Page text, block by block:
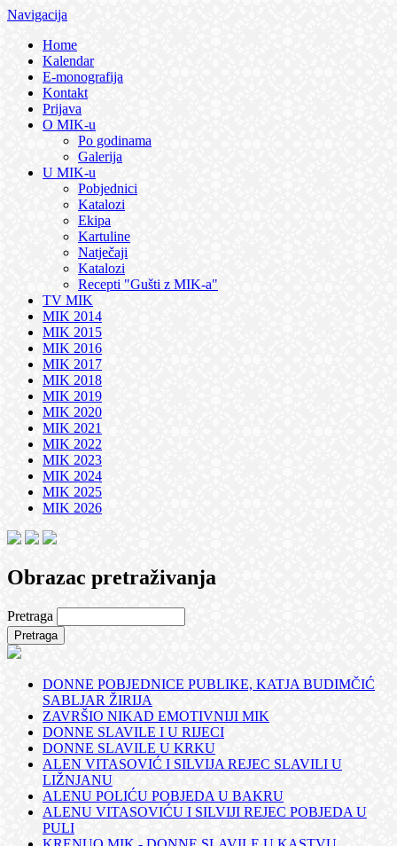
Navigacija
Home
Kalendar
E-monografija
Kontakt
Prijava
O MIK-u
Po godinama
Galerija
U MIK-u
Pobjednici
Katalozi
Ekipa
Kartuline
Natječaji
Katalozi
Recepti "Gušti z MIK-a"
TV MIK
MIK 2014
MIK 2015
MIK 2016
MIK 2017
MIK 2018
MIK 2019
MIK 2020
MIK 2021
MIK 2022
MIK 2023
MIK 2024
MIK 2025
MIK 2026
Obrazac pretraživanja
Pretraga
DONNE POBJEDNICE PUBLIKE, KATJA BUDIMČIĆ
SABLJAR ŽIRIJA
ZAVRŠIO NIKAD EMOTIVNIJI MIK
DONNE SLAVILE I U RIJECI
DONNE SLAVILE U KRKU
ALEN VITASOVIĆ I SILVIJA REJEC SLAVILI U
LIŽNJANU
ALENU POLIĆU POBJEDA U BAKRU
ALENU VITASOVIĆU I SILVIJI REJEC POBJEDA U
PULI